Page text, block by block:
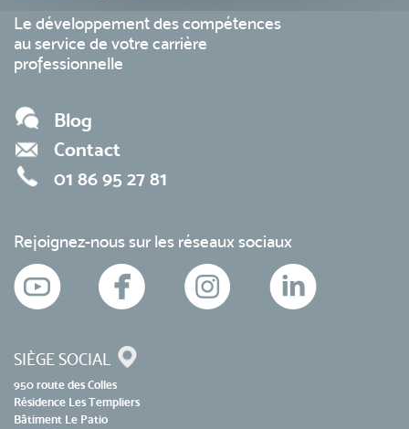
Le développement des compétences
au service de votre carrière
professionnelle
Blog
Contact
01 86 95 27 81
Rejoignez-nous sur les réseaux sociaux
SIÈGE SOCIAL
950 route des Colles
Résidence Les Templiers
Bâtiment Le Patio